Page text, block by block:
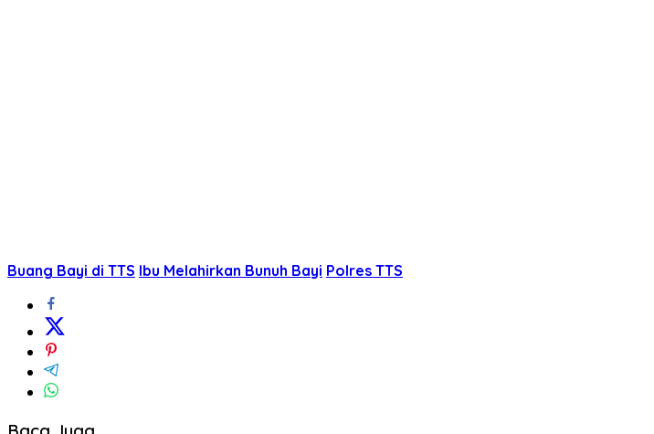
Buang Bayi di TTS Ibu Melahirkan Bunuh Bayi Polres TTS